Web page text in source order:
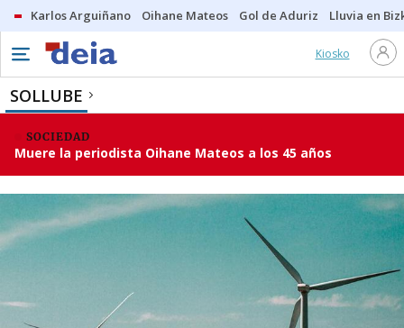
Karlos Arguiñano Oihane Mateos Gol de Aduriz Lluvia en
Kiosko
SOLLUBE
SOCIEDAD
Muere la periodista Oihane Mateos a los 45 años